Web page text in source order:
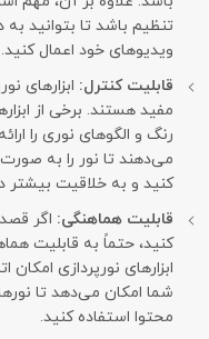
تنظیم باشد تا بتوانید به
ویدیوهای خود اعمال کنید.
قابلیت کنترل: ابزارهای
مفید هستند. برخی از
رنگ و الگوهای نوری را
می‌دهند تا نور را به
کنید و به خلاقیت بیشتر
قابلیت هماهنگی: اگر قصد
کنید، حتماً به قابلیت
ابزارهای نورپردازی امکان
شما امکان می‌دهد تا
محتوا استفاده کنید.